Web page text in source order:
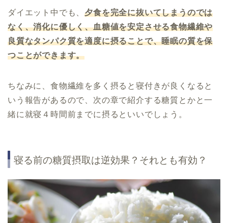
ダイエット中でも、夕食を完全に抜いてしまうのでは
なく、消化に優しく、血糖値を安定させる食物繊維や
良質なタンパク質を適度に摂ることで、睡眠の質を保
つことができます。
ちなみに、食物繊維を多く摂ると寝付きが良くなると
いう報告があるので、次の章で紹介する糖質とかと一
緒に就寝４時間前までに摂るといいでしょう。
寝る前の糖質摂取は逆効果？それとも有効？